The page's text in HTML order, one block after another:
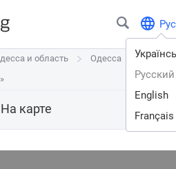
Рус
Русский
English
Français
и область
Одесса
и область
Одесса
На карте